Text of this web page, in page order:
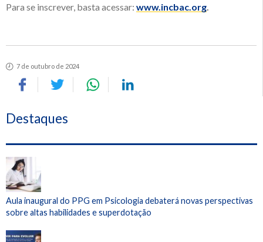
Para se inscrever, basta acessar: www.incbac.org
7 de outubro de 2024
Destaques
Aula inaugural do PPG em Psicologia debaterá novas perspectivas
sobre altas habilidades e superdotação